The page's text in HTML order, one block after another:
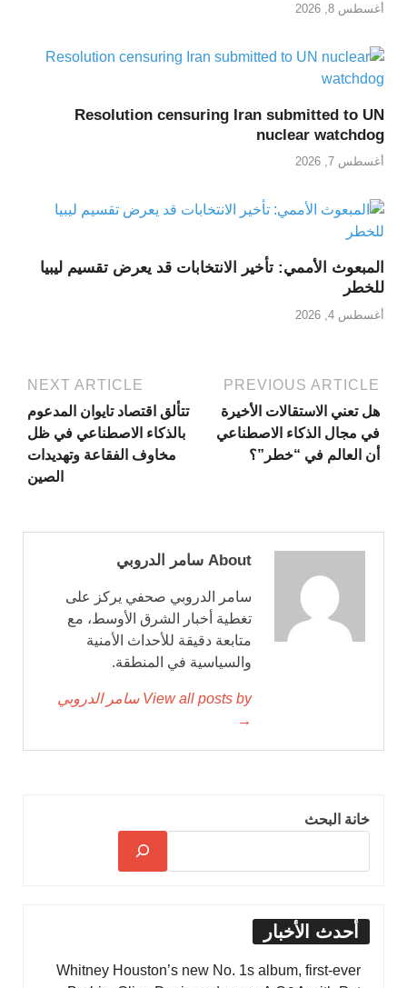
أغسطس 8, 2026
Resolution censuring Iran submitted to UN
nuclear watchdog
أغسطس 7, 2026
المبعوث الأممي: تأخير الانتخابات قد يعرض تقسيم ليبيا
للخطر
أغسطس 4, 2026
PREVIOUS ARTICLE
هل تعني الاستقالات الأخيرة
في مجال الذكاء الاصطناعي
أن العالم في “خطر”؟
NEXT ARTICLE
تتألق اقتصاد تايوان المدعوم
بالذكاء الاصطناعي في ظل
مخاوف الفقاعة وتهديدات
الصين
About سامر الدروبي
سامر الدروبي صحفي يركز على
تغطية أخبار الشرق الأوسط، مع
متابعة دقيقة للأحداث الأمنية
والسياسية في المنطقة.
View all posts by سامر الدروبي
→
خانة البحث
أحدث الأخبار
Whitney Houston’s new No. 1s album, first-ever